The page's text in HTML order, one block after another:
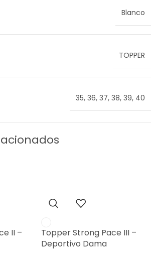
Blanco
TOPPER
35, 36, 37, 38, 39, 40
II –
Topper Strong Pace III –
Deportivo Dama